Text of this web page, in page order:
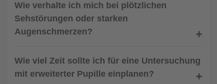
Wie verhalte ich mich bei plötzlichen
Sehstörungen oder starken
Augenschmerzen?
Wie viel Zeit sollte ich für eine Untersuchung
mit erweiterter Pupille einplanen?